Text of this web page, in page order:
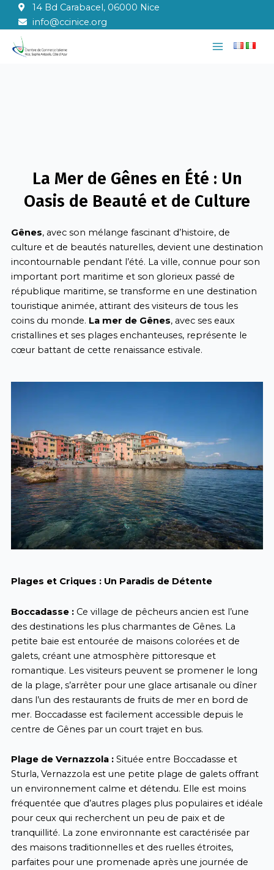
contenu
14 Bd Carabacel, 06000 Nice
info@ccinice.org
Main
La Mer de Gênes en Été : Un
Oasis de Beauté et de Culture
Gênes, avec son mélange fascinant d’histoire, de
culture et de beautés naturelles, devient une destination
incontournable pendant l’été. La ville, connue pour son
important port maritime et son glorieux passé de
république maritime, se transforme en une destination
touristique animée, attirant des visiteurs de tous les
coins du monde. La mer de Gênes, avec ses eaux
cristallines et ses plages enchanteuses, représente le
cœur battant de cette renaissance estivale.
Plages et Criques : Un Paradis de Détente
Boccadasse : Ce village de pêcheurs ancien est l’une
des destinations les plus charmantes de Gênes. La
petite baie est entourée de maisons colorées et de
galets, créant une atmosphère pittoresque et
romantique. Les visiteurs peuvent se promener le long
de la plage, s’arrêter pour une glace artisanale ou dîner
dans l’un des restaurants de fruits de mer en bord de
mer. Boccadasse est facilement accessible depuis le
centre de Gênes par un court trajet en bus.
Plage de Vernazzola : Située entre Boccadasse et
Sturla, Vernazzola est une petite plage de galets offrant
un environnement calme et détendu. Elle est moins
fréquentée que d’autres plages plus populaires et idéale
pour ceux qui recherchent un peu de paix et de
tranquillité. La zone environnante est caractérisée par
des maisons traditionnelles et des ruelles étroites,
parfaites pour une promenade après une journée de